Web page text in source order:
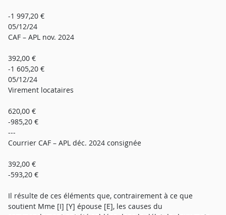
-1 997,20 €
05/12/24
CAF – APL nov. 2024
392,00 €
-1 605,20 €
05/12/24
Virement locataires
620,00 €
-985,20 €
---
Courrier CAF – APL déc. 2024 consignée
392,00 €
-593,20 €
Il résulte de ces éléments que, contrairement à ce que
soutient Mme [I] [Y] épouse [E], les causes du